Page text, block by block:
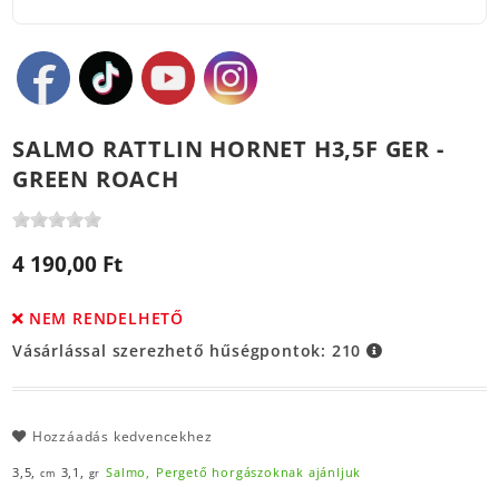
SALMO RATTLIN HORNET H3,5F GER -
GREEN ROACH
4 190,00 Ft
NEM RENDELHETŐ
Vásárlással szerezhető hűségpontok: 210
Hozzáadás kedvencekhez
3,5, cm 3,1, gr Salmo, Pergető horgászoknak ajánljuk